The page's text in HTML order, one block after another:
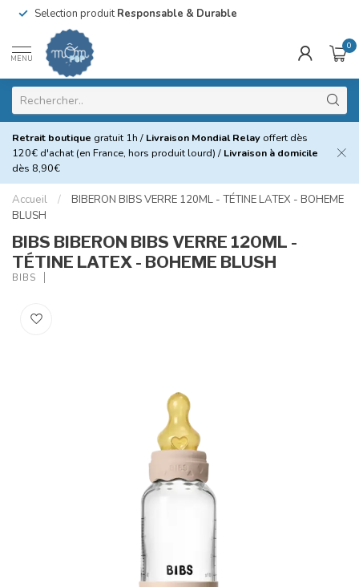
Selection produitResponsable & Durable
MENU
0
Retrait boutique gratuit 1h / Livraison Mondial Relay offert dès
120€ d'achat (en France, hors produit lourd) / Livraison à domicile
dès 8,90€
Accueil /
BIBERON BIBS VERRE 120ML - TÉTINE LATEX - BOHEME
BLUSH
BIBS BIBERON BIBS VERRE 120ML -
TÉTINE LATEX - BOHEME BLUSH
BIBS